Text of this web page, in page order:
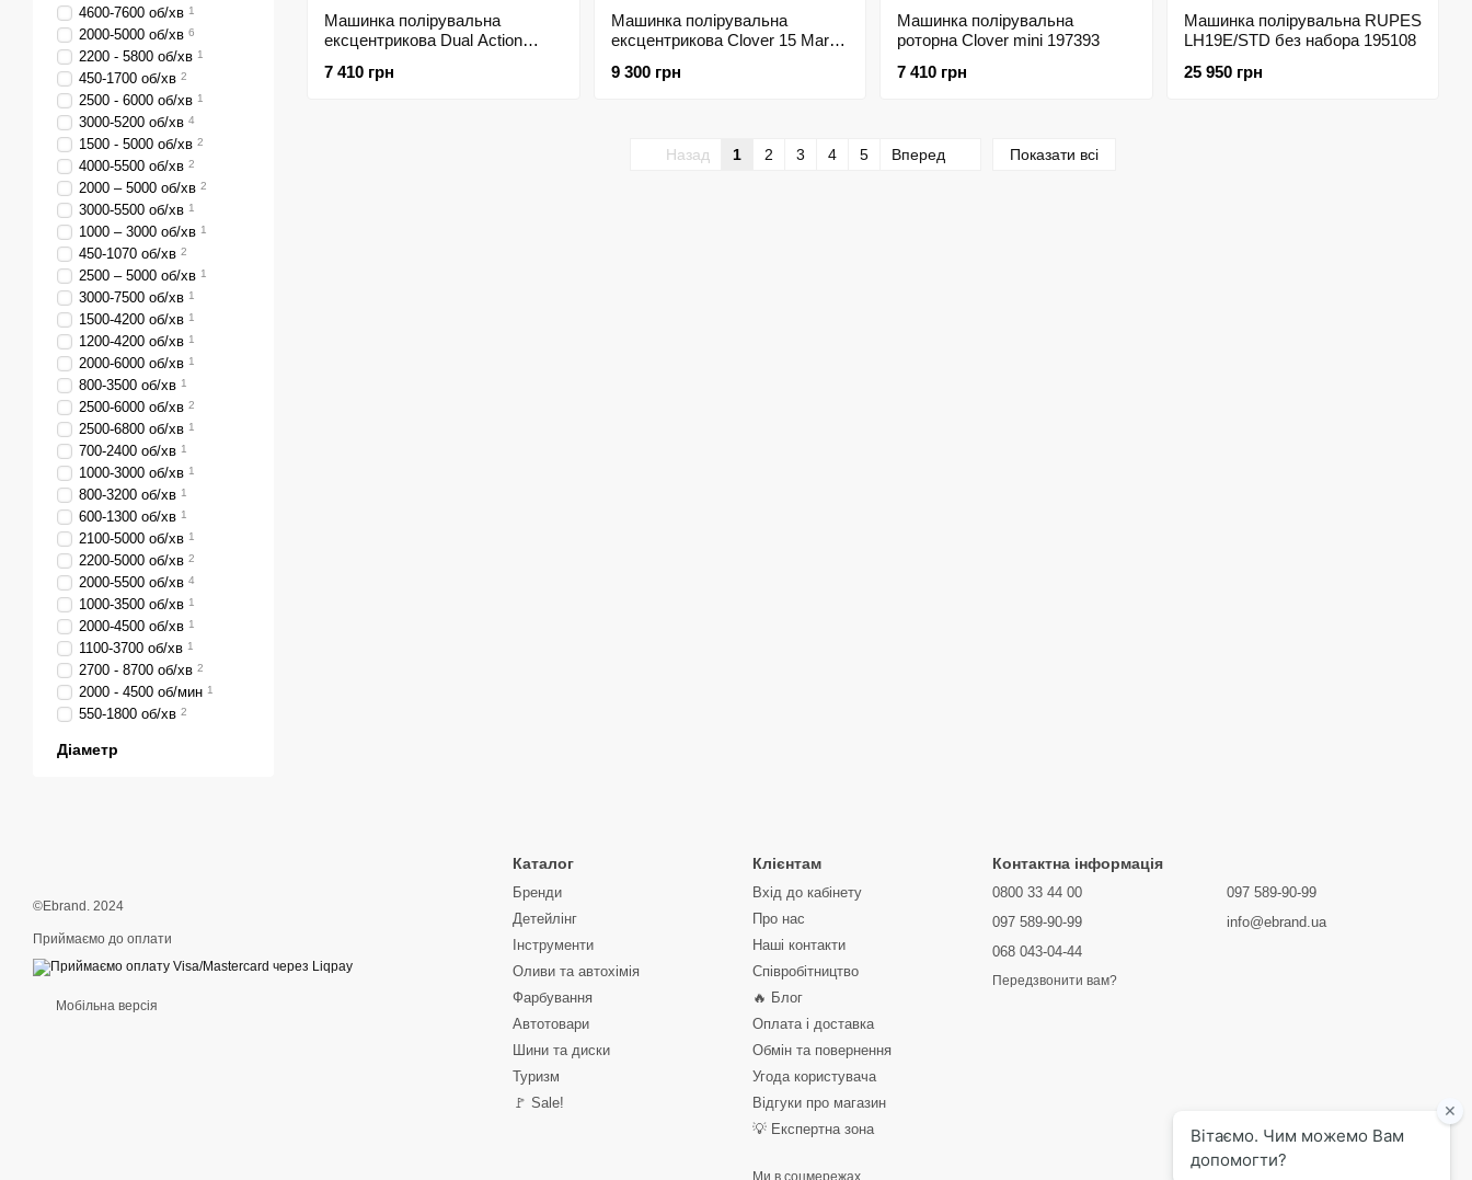
Машинка полірувальна
ексцентрикова Dual Action
197392
7 410 грн
Машинка полірувальна
ексцентрикова Clover 15 Mark
9 300 грн
Машинка полірувальна
роторна Clover mini 197393
7 410 грн
Машинка полірувальна RUPES
LH19E/STD без набора 195108
25 950 грн
Назад 1 2 3 4 5 Вперед Показати всі
4600-7600 об/хв 1
2000-5000 об/хв 6
2200 - 5800 об/хв 1
450-1700 об/хв 2
2500 - 6000 об/хв 1
3000-5200 об/хв 4
1500 - 5000 об/хв 2
4000-5500 об/хв 2
2000 – 5000 об/хв 2
3000-5500 об/хв 1
1000 – 3000 об/хв 1
450-1070 об/хв 2
2500 – 5000 об/хв 1
3000-7500 об/хв 1
1500-4200 об/хв 1
1200-4200 об/хв 1
2000-6000 об/хв 1
800-3500 об/хв 1
2500-6000 об/хв 2
2500-6800 об/хв 1
700-2400 об/хв 1
1000-3000 об/хв 1
800-3200 об/хв 1
600-1300 об/хв 1
2100-5000 об/хв 1
2200-5000 об/хв 2
2000-5500 об/хв 4
1000-3500 об/хв 1
2000-4500 об/хв 1
1100-3700 об/хв 1
2700 - 8700 об/хв 2
2000 - 4500 об/мин 1
550-1800 об/хв 2
Діаметр
©Ebrand. 2024
Приймаємо до оплати
Мобільна версія
Каталог
Бренди
Детейлінг
Інструменти
Оливи та автохімія
Фарбування
Автотовари
Шини та диски
Туризм
🚩 Sale!
Клієнтам
Вхід до кабінету
Про нас
Наші контакти
Співробітництво
🔥 Блог
Оплата і доставка
Обмін та повернення
Угода користувача
Відгуки про магазин
💡 Експертна зона
Ми в соцмережах
Контактна інформація
0800 33 44 00
097 589-90-99
068 043-04-44
Передзвонити вам?
097 589-90-99
info@ebrand.ua